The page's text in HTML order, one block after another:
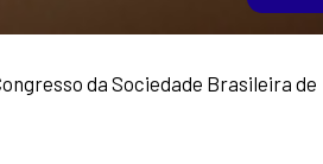
da Sociedade Brasileira de